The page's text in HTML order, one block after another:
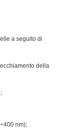
a seguito di
della
nm);